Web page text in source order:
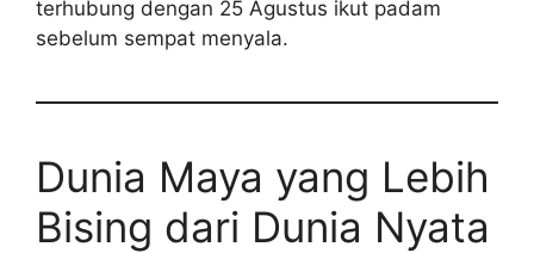
terhubung dengan 25 Agustus ikut padam
sebelum sempat menyala.
Dunia Maya yang Lebih
Bising dari Dunia Nyata